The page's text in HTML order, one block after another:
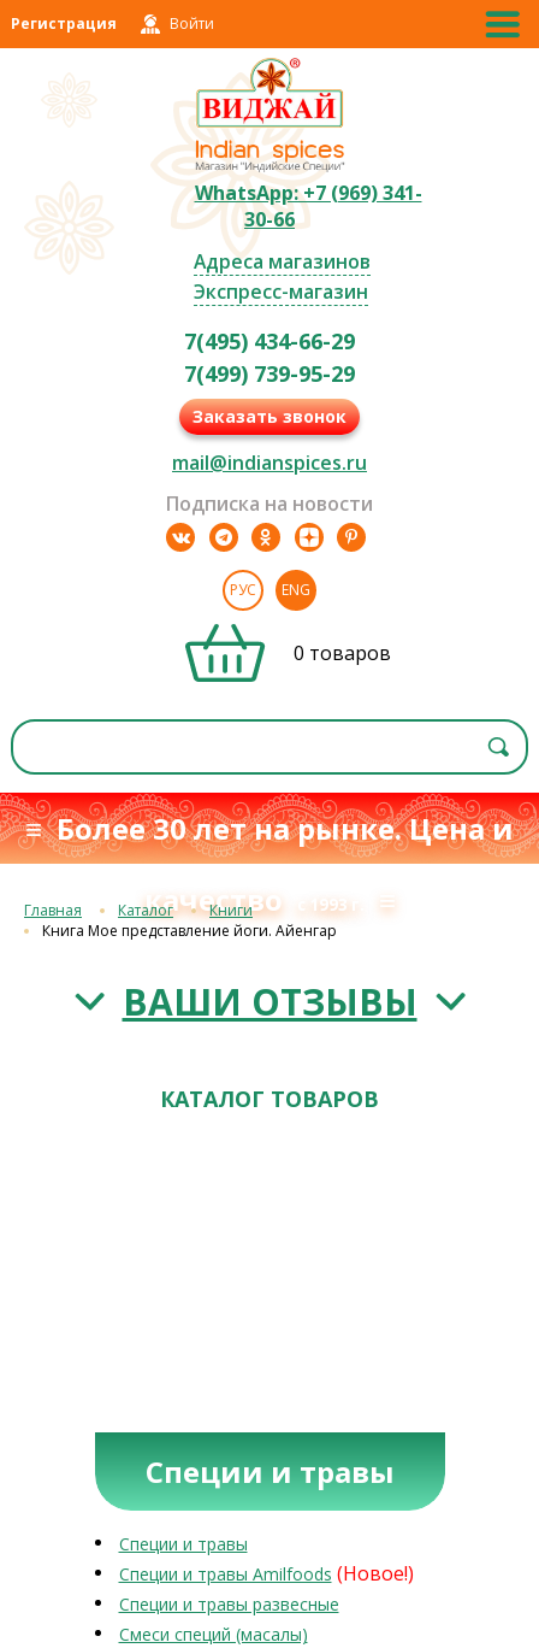
Регистрация Войти
WhatsApp: +7 (969) 341-
30-66
Адреса магазинов
Экспресс-магазин
7(495) 434-66-29
7(499) 739-95-29
Заказать звонок
mail@indianspices.ru
Подписка на новости
РУС ENG
0 товаров
≡ Более 30 лет на рынке. Цена и
качество
с 1993 г. ≡
Главная Каталог
Книги
Книга Мое представление йоги. Айенгар
ВАШИ ОТЗЫВЫ
КАТАЛОГ ТОВАРОВ
Специи и травы
Специи и травы
Специи и травы Amilfoods (Новое!)
Специи и травы развесные
Смеси специй (масалы)